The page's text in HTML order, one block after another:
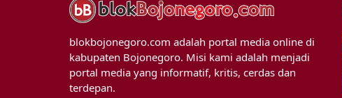
blokbojonegoro.com adalah portal media online di
kabupaten Bojonegoro. Misi kami adalah menjadi
portal media yang informatif, kritis, cerdas dan
terdepan.